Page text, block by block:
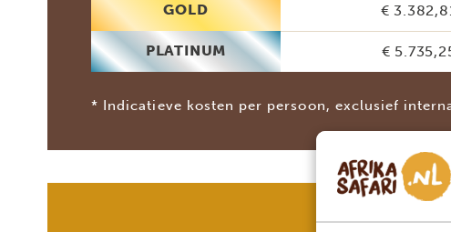
GOLD €
PLATINUM €
* Indicatieve kosten per persoon, exclusief